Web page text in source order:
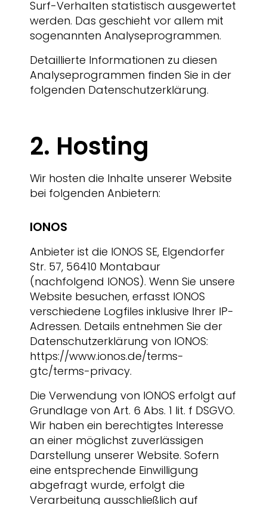
Surf-Verhalten statistisch ausgewertet
werden. Das geschieht vor allem mit
sogenannten Analyseprogrammen.
Detaillierte Informationen zu diesen
Analyseprogrammen finden Sie in der
folgenden Datenschutzerklärung.
2. Hosting
Wir hosten die Inhalte unserer Website
bei folgenden Anbietern:
IONOS
Anbieter ist die IONOS SE, Elgendorfer
Str. 57, 56410 Montabaur
(nachfolgend IONOS). Wenn Sie unsere
Website besuchen, erfasst IONOS
verschiedene Logfiles inklusive Ihrer IP-
Adressen. Details entnehmen Sie der
Datenschutzerklärung von IONOS:
https://www.ionos.de/terms-
gtc/terms-privacy.
Die Verwendung von IONOS erfolgt auf
Grundlage von Art. 6 Abs. 1 lit. f DSGVO.
Wir haben ein berechtigtes Interesse
an einer möglichst zuverlässigen
Darstellung unserer Website. Sofern
eine entsprechende Einwilligung
abgefragt wurde, erfolgt die
Verarbeitung ausschließlich auf